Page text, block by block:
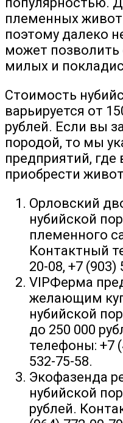
племенных
поэтому далеко
может позволить
милых и
Стоимость
варьируется от
рублей. Если вы
породой, то мы
предприятий,
приобрести
Орловский
нубийской
племенного
Контактный
20-08, +7 (903)
VIPФерма
желающим
нубийской
до 250 000
телефоны: +7
532-75-58.
Экофазенда
нубийской
рублей.